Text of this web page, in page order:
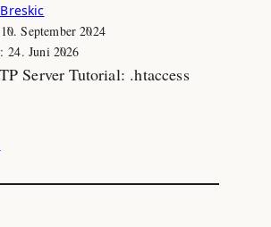
10. September 2024
24. Juni 2026
Server Tutorial: .htaccess